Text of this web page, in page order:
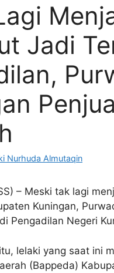
Jadi
Nurhuda Almutaqin
– Meski tak lagi
Kuningan,
Pengadilan Negeri
lelaki yang saat ini
(Bappeda)